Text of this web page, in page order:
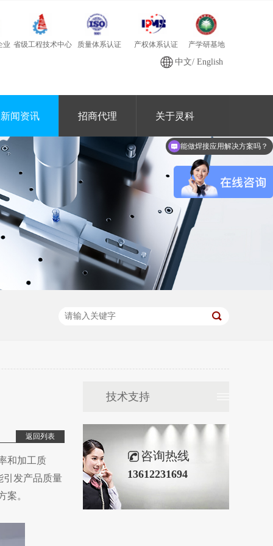
业 省级工程技术中心 质量体系认证 产权体系认证 产学研基地
中文/English
新闻资讯 招商代理 关于灵科
返回列表
和加工质
引发产品质量
案。
技术支持
咨询热线
13612231694
你们产品有哪些？